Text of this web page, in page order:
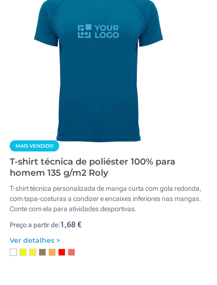
MAIS VENDIDO
T-shirt técnica de poliéster 100% para
homem 135 g/m2 Roly
T-shirt técnica personalizada de manga curta com gola redonda,
com tapa-costuras a condizer e encaixes inferiores nas mangas.
Conte com ela para atividades desportivas.
Preço a partir de:1,68 €
Ver detalhes >